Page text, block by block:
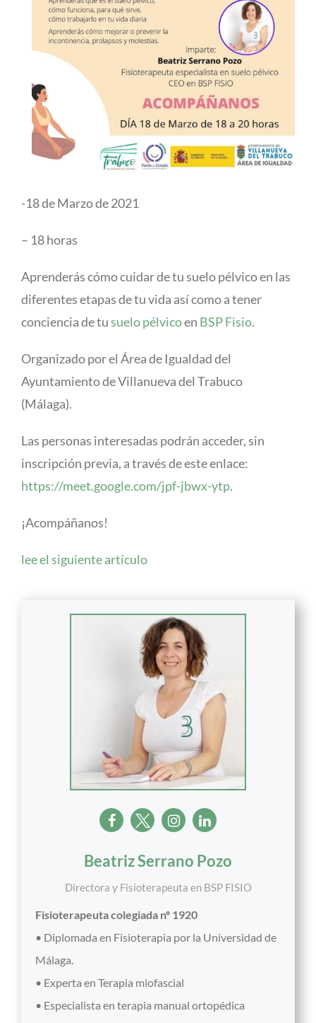
-18 de Marzo de 2021
– 18 horas
Aprenderás cómo cuidar de tu suelo pélvico en las
diferentes etapas de tu vida así como a tener
conciencia de tusuelo pélvicoen BSP Fisio.
Organizado por el Área de Igualdad del
Ayuntamiento de Villanueva del Trabuco
(Málaga).
Las personas interesadas podrán acceder, sin
inscripción previa, a través de este enlace:
https://meet.google.com/jpf-jbwx-ytp.
¡Acompáñanos!
lee el siguiente artículo
Beatriz Serrano Pozo
Directora y Fisioterapeuta en BSP FISIO
Fisioterapeuta colegiada nº 1920
• Diplomada en Fisioterapia por la Universidad de
Málaga.
• Experta en Terapia miofascial
• Especialista en terapia manual ortopédica